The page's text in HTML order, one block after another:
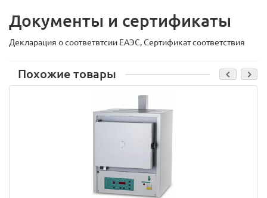
Документы и сертификаты
Декларация о соответвтсии ЕАЭС, Сертификат соответствия
Похожие товары